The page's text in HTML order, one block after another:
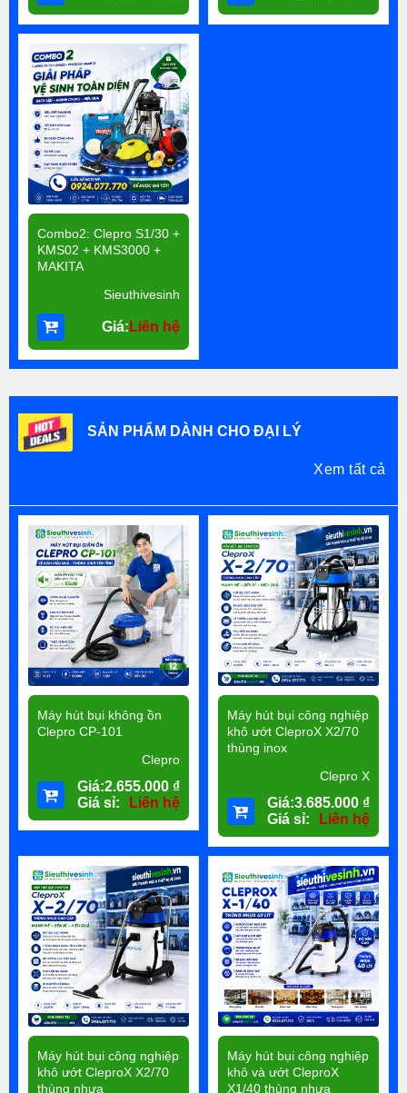
Combo2: Clepro S1/30 +
KMS02 + KMS3000 +
MAKITA
Sieuthivesinh
Giá: Liên hệ
SẢN PHẨM DÀNH CHO ĐẠI LÝ
Xem tất cả
Máy hút bụi không ồn
Clepro CP-101
Clepro
Giá:2.655.000 ₫
Giá sỉ:
Liên hệ
Máy hút bụi công nghiệp
khô ướt CleproX X2/70
thùng inox
Clepro X
Giá:3.685.000 ₫
Giá sỉ:
Liên hệ
Máy hút bụi công nghiệp
khô ướt CleproX X2/70
thùng nhựa
Máy hút bụi công nghiệp
khô và ướt CleproX
X1/40 thùng nhựa